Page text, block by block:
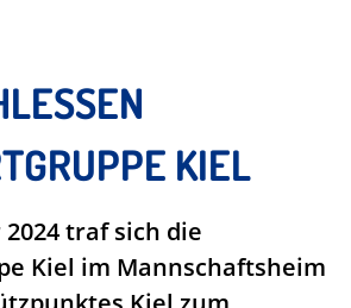
KIEL
2024 traf sich die
Kiel im Mannschaftsheim